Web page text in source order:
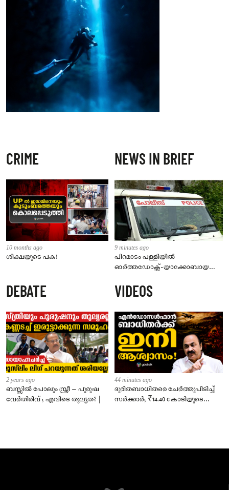
CRIME
10 months ago
ശിക്ഷയുടെ പക!
NEWS IN BRIEF
9 minutes ago
പിറമാടം പള്ളിയിൽ
ഓർത്തഡോക്സ്-യാക്കോബായ
പൊലീസ്
DEBATE
2 years ago
ബസ്സിൽ പോലും സ്ത്രീ – പുരുഷ
വേർതിരിവ് ; എവിടെ തുല്യത? |
VIDEOS
44 minutes ago
ദുരിതബാധിതരെ ചേർത്തുപിടിച്ച്
സർക്കാർ; ₹14.40 കോടിയുടെ